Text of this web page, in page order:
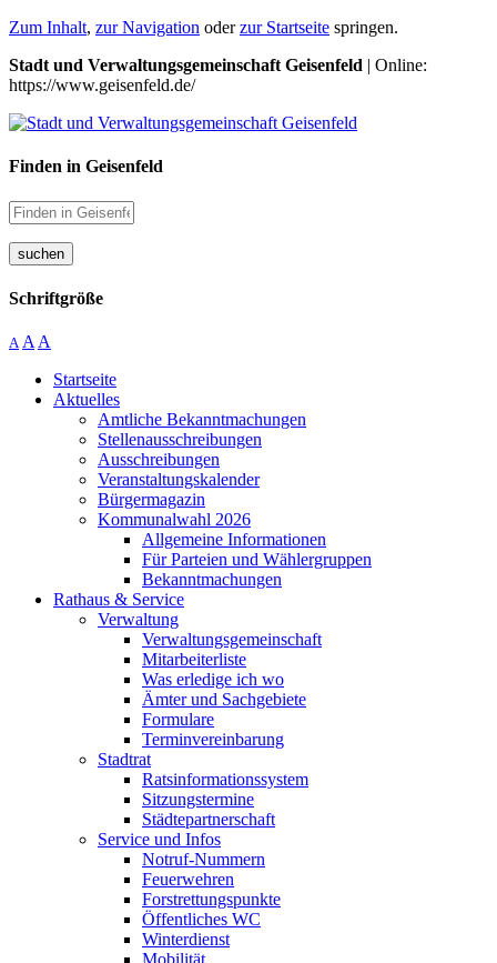
Zum Inhalt, zur Navigation oderzur Startseite springen.
Stadt und Verwaltungsgemeinschaft Geisenfeld | Online:
https://www.geisenfeld.de/
Finden in Geisenfeld
suchen
Schriftgröße
A A A
Startseite
Aktuelles
Amtliche Bekanntmachungen
Stellenausschreibungen
Ausschreibungen
Veranstaltungskalender
Bürgermagazin
Kommunalwahl 2026
Allgemeine Informationen
Für Parteien und Wählergruppen
Bekanntmachungen
Rathaus & Service
Verwaltung
Verwaltungsgemeinschaft
Mitarbeiterliste
Was erledige ich wo
Ämter und Sachgebiete
Formulare
Terminvereinbarung
Stadtrat
Ratsinformationssystem
Sitzungstermine
Städtepartnerschaft
Service und Infos
Notruf-Nummern
Feuerwehren
Forstrettungspunkte
Öffentliches WC
Winterdienst
Mobilität